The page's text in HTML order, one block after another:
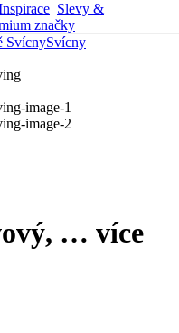
Slevy &
značky
SvícnySvícny
, … více